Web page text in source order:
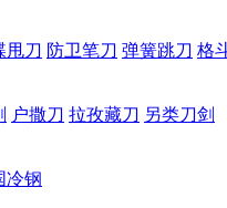
甩刀 防卫笔刀 弹簧跳刀 格
户撒刀 拉孜藏刀 另类刀剑
冷钢